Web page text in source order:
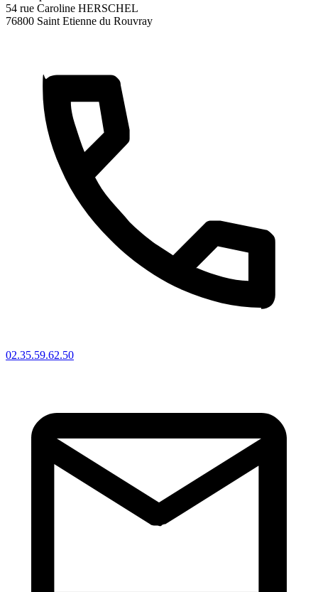
54 rue Caroline HERSCHEL
76800 Saint Etienne du Rouvray
02.35.59.62.50